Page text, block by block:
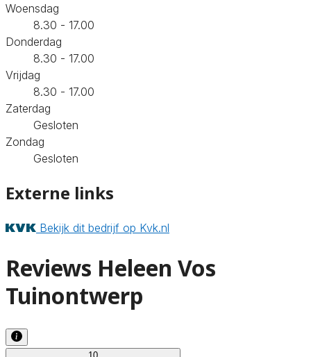
Woensdag
8.30 - 17.00
Donderdag
8.30 - 17.00
Vrijdag
8.30 - 17.00
Zaterdag
Gesloten
Zondag
Gesloten
Externe links
Bekijk dit bedrijf op Kvk.nl
Reviews Heleen Vos
Tuinontwerp